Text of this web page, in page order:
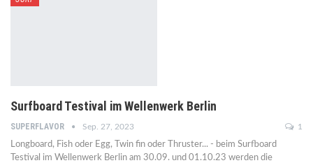
Surfboard Testival im Wellenwerk Berlin
SUPERFLAVOR Sep. 27, 2023 1
Longboard, Fish oder Egg, Twin fin oder Thruster... - beim Surfboard
Testival im Wellenwerk Berlin am 30.09. und 01.10.23 werden die